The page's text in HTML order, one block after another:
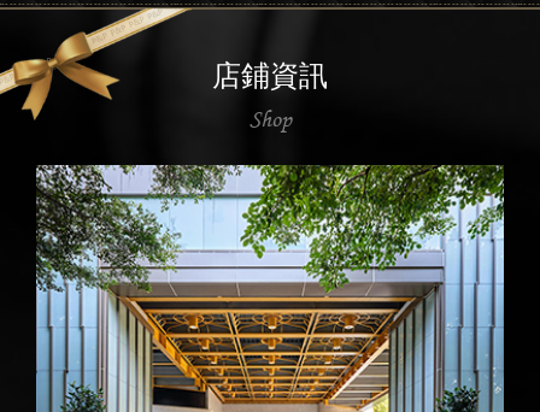
店鋪資訊
Shop